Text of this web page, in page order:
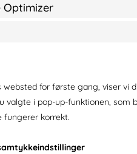
Optimizer
websted for første gang, viser vi
valgte i pop-up-funktionen,
fungerer korrekt.